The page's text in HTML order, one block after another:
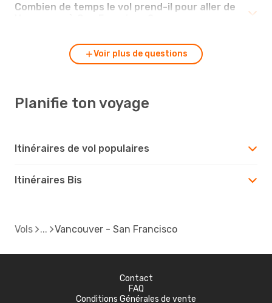
Combien de temps le vol prend-il pour aller de
Voir plus de questions
Planifie ton voyage
Itinéraires de vol populaires
Itinéraires Bis
Vols Vancouver - San Francisco
Contact
FAQ
Conditions Générales de vente